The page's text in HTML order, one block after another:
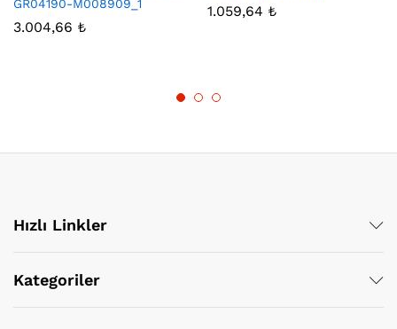
GR04190-M008909_1
3.004,66 ₺
1.059,64 ₺
Hızlı Linkler
Kategoriler